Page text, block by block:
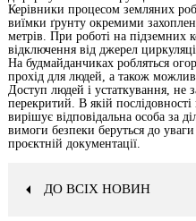
Керівники процесом земляних
виїмки ґрунту окремими
метрів. При роботі на підземних
відключення від джерел
На будмайданчиках робляться
прохід для людей, а також
Доступ людей і устаткування, не
перекритий. В якій послідовності
вирішує відповідальна особа за
вимоги безпеки беруться до
проєктній документації.
ДО ВСІХ НОВИН